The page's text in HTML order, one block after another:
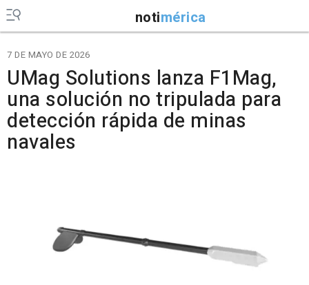
notimérica
7 DE MAYO DE 2026
UMag Solutions lanza F1Mag,
una solución no tripulada para
detección rápida de minas
navales